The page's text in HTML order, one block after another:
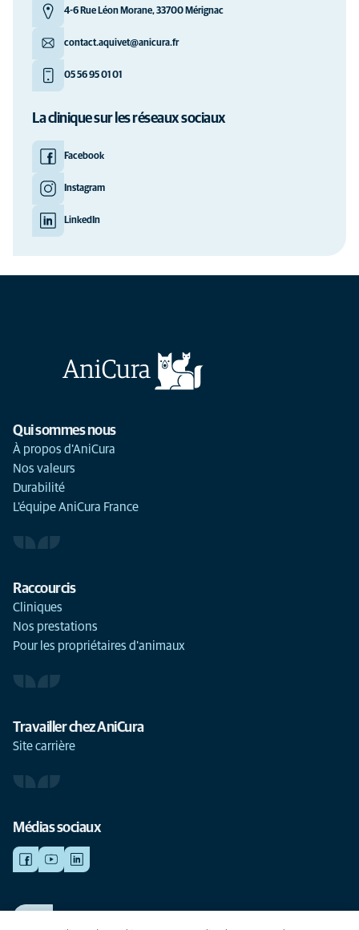
4-6 Rue Léon Morane, 33700 Mérignac
contact.aquivet@anicura.fr
05 56 95 01 01
La clinique sur les réseaux sociaux
Facebook
Instagram
LinkedIn
Qui sommes nous
À propos d'AniCura
Nos valeurs
Durabilité
L'équipe AniCura France
Raccourcis
Cliniques
Nos prestations
Pour les propriétaires d'animaux
Travailler chez AniCura
Site carrière
Médias sociaux